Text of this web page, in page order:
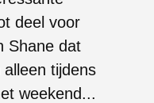
deel voor
Shane dat
tijdens
weekend...